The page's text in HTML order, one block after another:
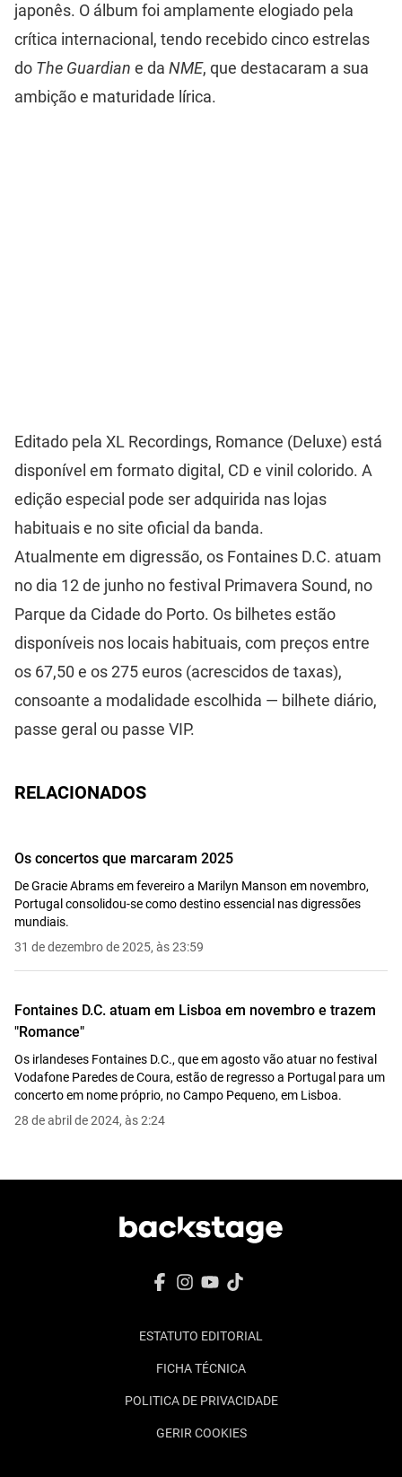
japonês. O álbum foi amplamente elogiado pela
crítica internacional, tendo recebido cinco estrelas
do The Guardian e da NME, que destacaram a sua
ambição e maturidade lírica.
Editado pela XL Recordings, Romance (Deluxe) está
disponível em formato digital, CD e vinil colorido. A
edição especial pode ser adquirida nas lojas
habituais e no site oficial da banda.
Atualmente em digressão, os Fontaines D.C. atuam
no dia 12 de junho no festival Primavera Sound, no
Parque da Cidade do Porto. Os bilhetes estão
disponíveis nos locais habituais, com preços entre
os 67,50 e os 275 euros (acrescidos de taxas),
consoante a modalidade escolhida — bilhete diário,
passe geral ou passe VIP.
RELACIONADOS
Os concertos que marcaram 2025
De Gracie Abrams em fevereiro a Marilyn Manson em novembro,
Portugal consolidou-se como destino essencial nas digressões
mundiais.
31 de dezembro de 2025, às 23:59
Fontaines D.C. atuam em Lisboa em novembro e trazem
"Romance"
Os irlandeses Fontaines D.C., que em agosto vão atuar no festival
Vodafone Paredes de Coura, estão de regresso a Portugal para um
concerto em nome próprio, no Campo Pequeno, em Lisboa.
28 de abril de 2024, às 2:24
ESTATUTO EDITORIAL
FICHA TÉCNICA
POLITICA DE PRIVACIDADE
GERIR COOKIES